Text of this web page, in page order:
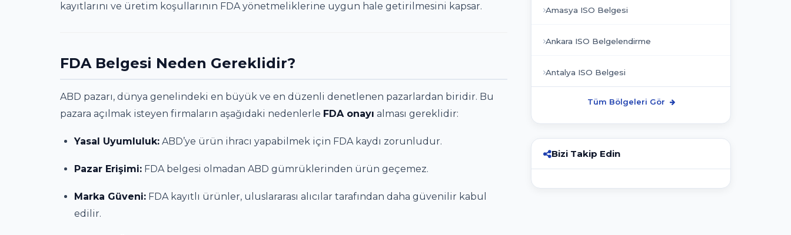
kayıtlarını ve üretim koşullarının FDA yönetmeliklerine uygun hale getirilmesini kapsar.
FDA Belgesi Neden Gereklidir?
ABD pazarı, dünya genelindeki en büyük ve en düzenli denetlenen pazarlardan biridir. Bu
pazara açılmak isteyen firmaların aşağıdaki nedenlerle FDA onayı alması gereklidir:
Yasal Uyumluluk: ABD’ye ürün ihracı yapabilmek için FDA kaydı zorunludur.
Pazar Erişimi: FDA belgesi olmadan ABD gümrüklerinden ürün geçemez.
Marka Güveni: FDA kayıtlı ürünler, uluslararası alıcılar tarafından daha güvenilir kabul
edilir.
Amasya ISO Belgesi
Ankara ISO Belgelendirme
Antalya ISO Belgesi
Tüm Bölgeleri Gör
Bizi Takip Edin